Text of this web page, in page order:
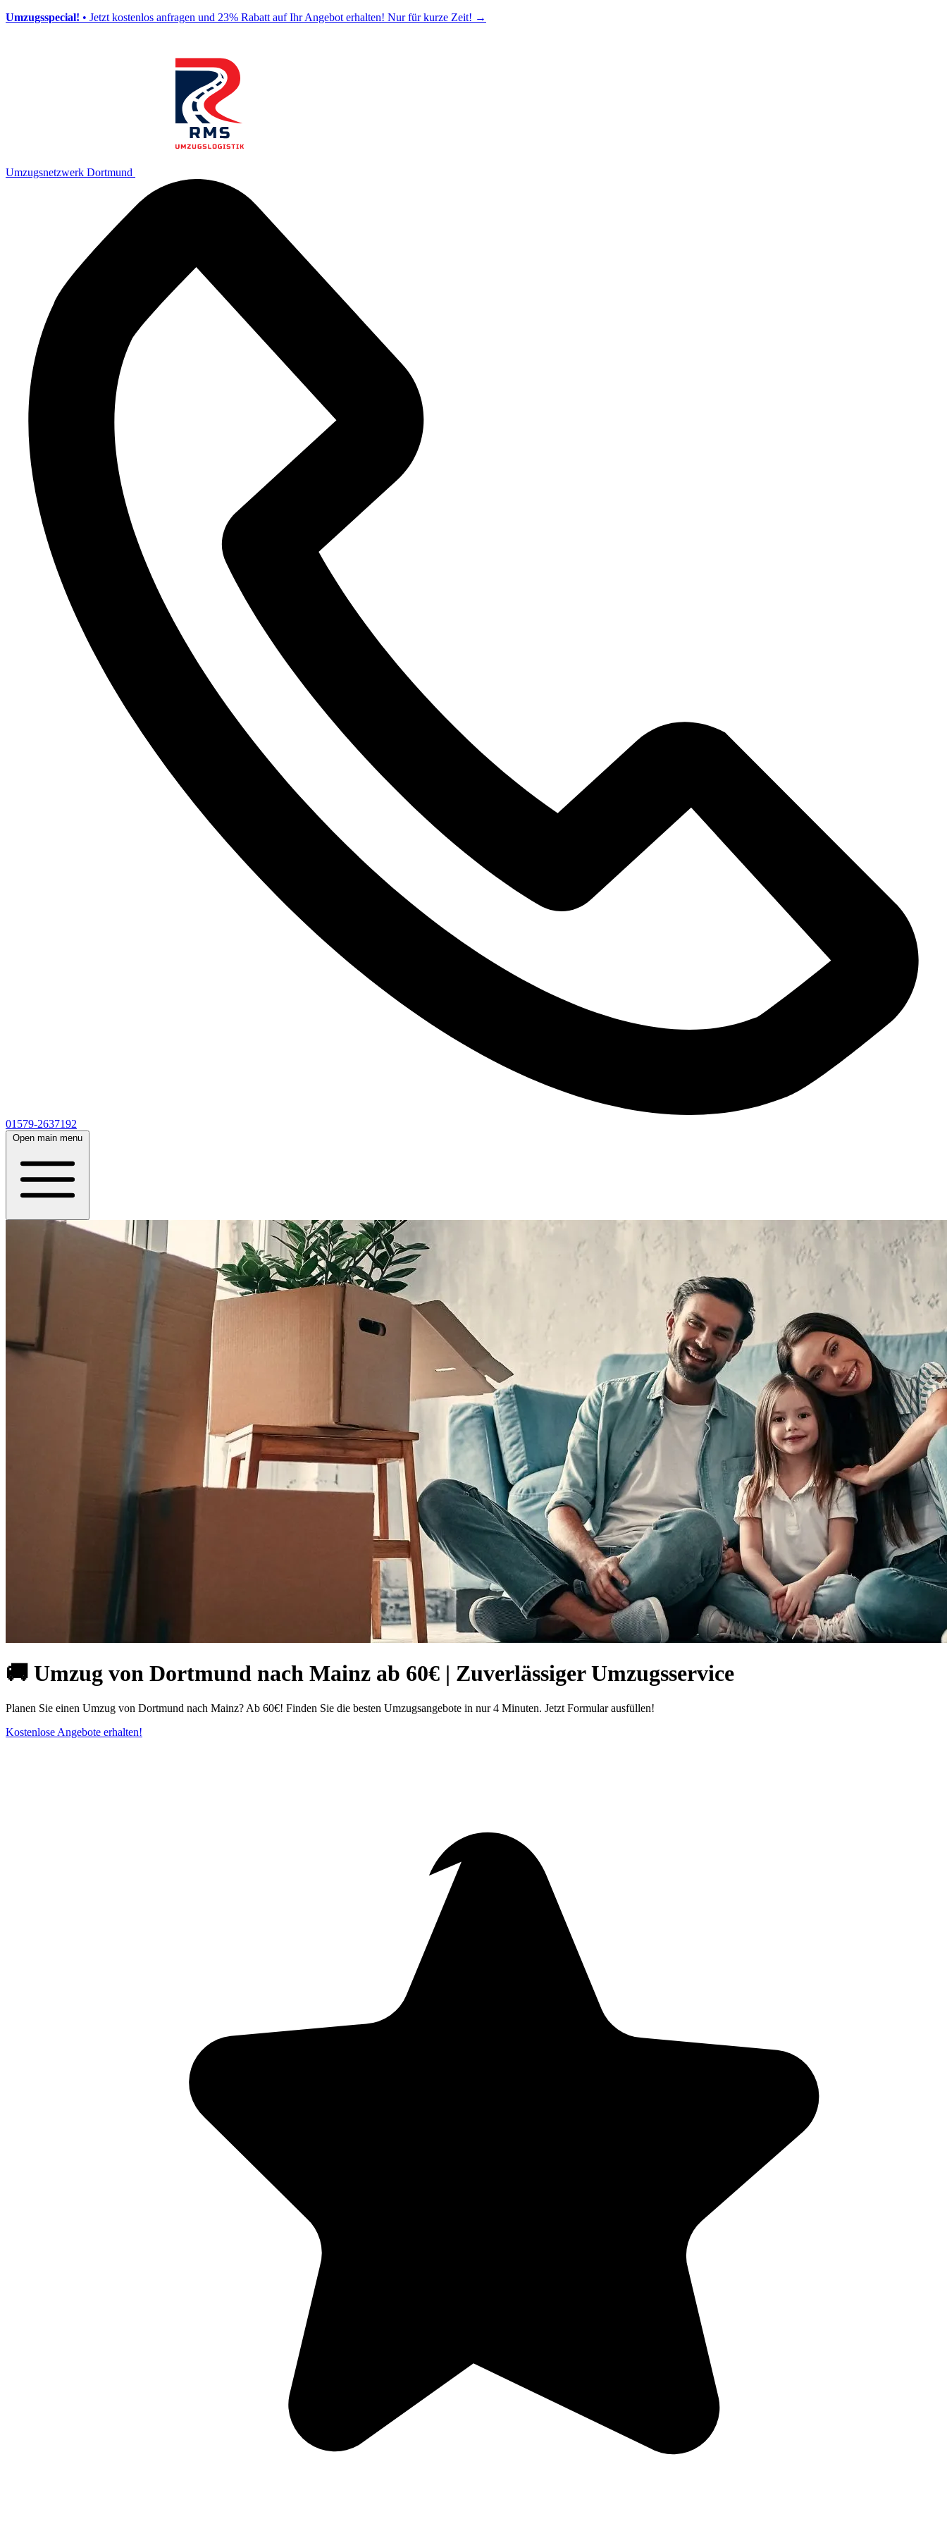
Umzugsspecial! • Jetzt kostenlos anfragen und 23% Rabatt auf Ihr Angebot erhalten! Nur für kurze Zeit! →
Umzugsnetzwerk Dortmund
01579-2637192
Open main menu
🚚 Umzug von Dortmund nach Mainz ab 60€ | Zuverlässiger Umzugsservice
Planen Sie einen Umzug von Dortmund nach Mainz? Ab 60€! Finden Sie die besten Umzugsangebote in nur 4 Minuten. Jetzt Formular ausfüllen!
Kostenlose Angebote erhalten!